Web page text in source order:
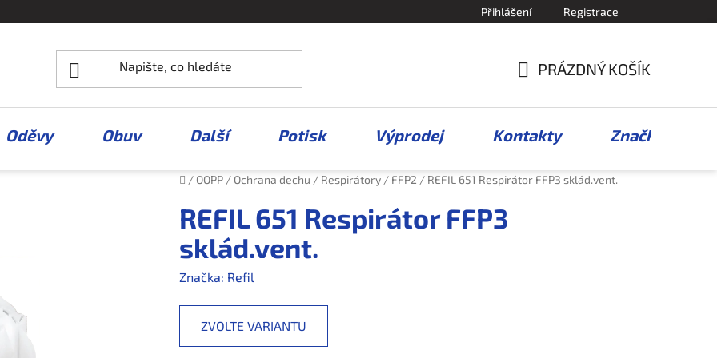
Přihlášení Registrace
KOŠÍK
PRÁZDNÝ KOŠÍK
Oděvy Obuv Další Potisk Výprodej Kontakty Značky
Domů
/ OOPP / Ochrana dechu / Respirátory / FFP2 / REFIL 651 Respirátor FFP3 sklád.vent.
REFIL 651 Respirátor FFP3
sklád.vent.
Značka: Refil
ZVOLTE VARIANTU